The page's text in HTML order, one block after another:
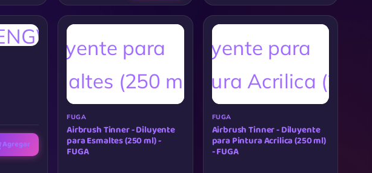
Agregar
FUGA
Airbrush Tinner - Diluyente
para Esmaltes (250 ml) -
FUGA
FUGA
Airbrush Tinner - Diluyente
para Pintura Acrilica (250 ml)
- FUGA